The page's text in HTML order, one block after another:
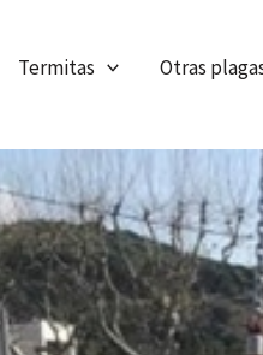
Termitas Otras